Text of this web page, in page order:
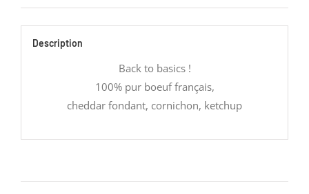
Description
Back to basics !
100% pur boeuf français,
cheddar fondant, cornichon, ketchup